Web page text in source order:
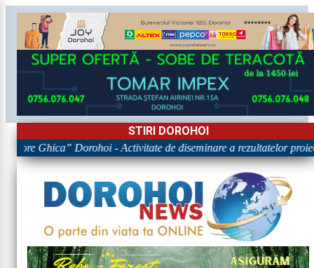
STIRI DOROHOI
Ghica” Dorohoi - Activitate de diseminare a rezultatelor